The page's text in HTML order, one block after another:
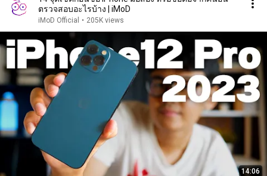
ตรวจสอบอะไรบ้าง | iMoD
iMoD Official • 205K views
14:06